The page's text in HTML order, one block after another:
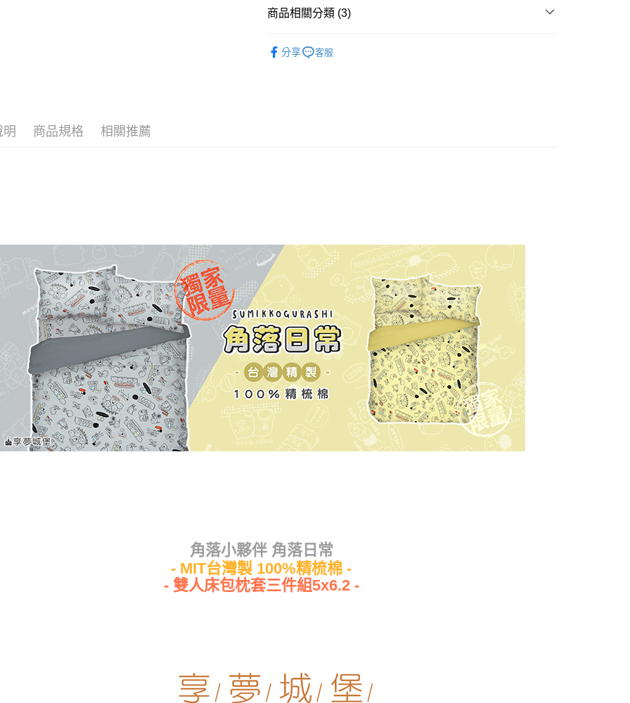
街口支付
宅配
每筆NT$80，滿NT$699(含以上)免運費
商品相關分類 (3)
分享 客服
明 商品規格 相關推薦
角落小夥伴 角落日常
- MIT台灣製 100%精梳棉 -
- 雙人床包枕套三件組5x6.2 -